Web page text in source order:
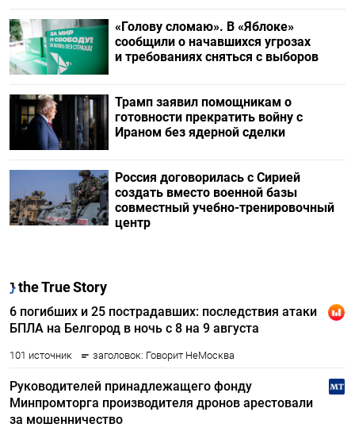
«Голову сломаю». В «Яблоке»
сообщили о начавшихся угрозах
и требованиях сняться с выборов
Трамп заявил помощникам о
готовности прекратить войну с
Ираном без ядерной сделки
Россия договорилась с Сирией
создать вместо военной базы
совместный учебно-тренировочный
центр